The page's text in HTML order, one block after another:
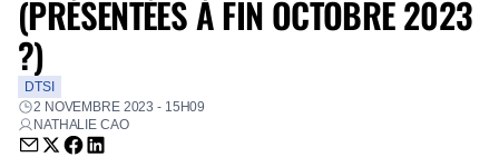
(PRÉSENTÉES À FIN OCTOBRE 2023
?)
DTSI
2 NOVEMBRE 2023 - 15H09
NATHALIE CAO
Envoyer par email (nouvelle fenêtre)
Partager sur Twitter (nouvelle fenêtre)
Partager sur Facebook (nouvelle fenêtre)
Partager sur LinkedIn (nouvelle fenêtre)